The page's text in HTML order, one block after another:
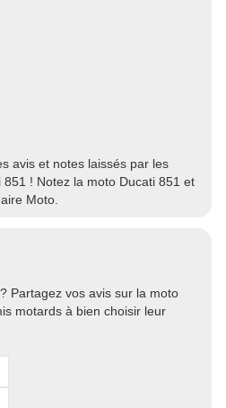
avis et notes laissés par les
! Notez la moto Ducati 851 et
Moto.
Partagez vos avis sur la moto
motards à bien choisir leur